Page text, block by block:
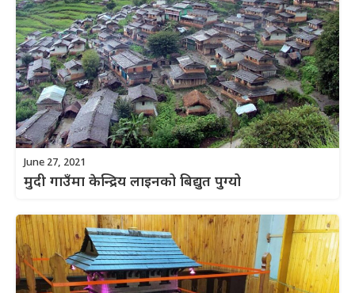
June 27, 2021
मुदी गाउँमा केन्द्रिय लाइनको बिद्युत पुग्यो